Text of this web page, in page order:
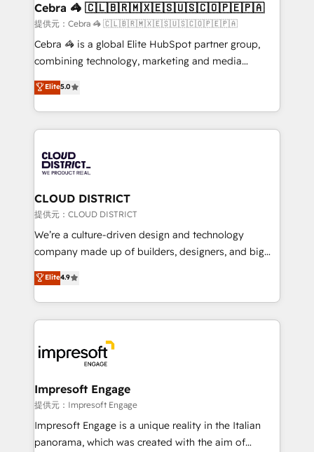
CS: 245% organic growth & +751% new visitors for a
full-funnel HubSpot project ✨ CS: 415% conversion
boost with a new HubSpot site Recognized leaders:
🏆 HubSpot Platform Migration Impact Award 🏆
Inbound Campaign of the Year 🏆 Gold AVA Digital
Award for Best Website 🌟 Accreditations: CRM
Cebra 🦓 🇨🇱🇧🇷🇲🇽🇪🇸🇺🇸🇨🇴🇵🇪🇵🇦
提供元：Cebra 🦓 🇨🇱🇧🇷🇲🇽🇪🇸🇺🇸🇨🇴🇵🇪🇵🇦
Cebra 🦓 is a global Elite HubSpot partner group,
combining technology, marketing and media
expertise across Latin America and Southern
Europe, with teams across 7 countries. Born in Chile,
we combine local insight with international reach to
help businesses grow through technology, creativity,
500+ HubSpot implementations, building end-to-
end solutions that integrate CRM, AI automation,
inbound and loop marketing, content, and digital
creativity. Our multicultural team works in Spanish,
Portuguese, and English to design scalable strategies
that drive measurable growth. 🌎 Highlights: • 10+
Platform Migration Excellence. • Top 3 Partner of the
Year LATAM 2022, 2023, 2024, 2025. • Partner of the
business with HubSpot? Let Cebra’s experts help
you grow faster, smarter, and with impact.
Elite5.0
CLOUD DISTRICT
提供元：CLOUD DISTRICT
We’re a culture-driven design and technology
company made up of builders, designers, and big
thinkers. We blend strategy, design, and
development—always fueled by curiosity—to turn
ideas, opportunities, and challenges into meaningful
experiences. To us, technology is more than just
and—most importantly—simple. That’s why we lean
into bold ideas and shape them into thoughtful
products and strategies that actually make a
difference.
Elite4.9
Impresoft Engage
提供元：Impresoft Engage
Impresoft Engage is a unique reality in the Italian
panorama, which was created with the aim of